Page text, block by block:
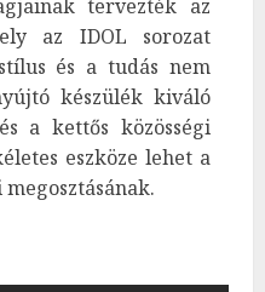
tervezték az
az IDOL sorozat
és a tudás nem
készülék kiváló
a kettős közösségi
eszköze lehet a